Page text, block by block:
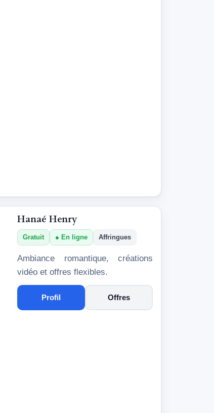
Hanaé Henry
Gratuit En ligne Affringues
Ambiance romantique, créations
vidéo et offres flexibles.
Profil Offres